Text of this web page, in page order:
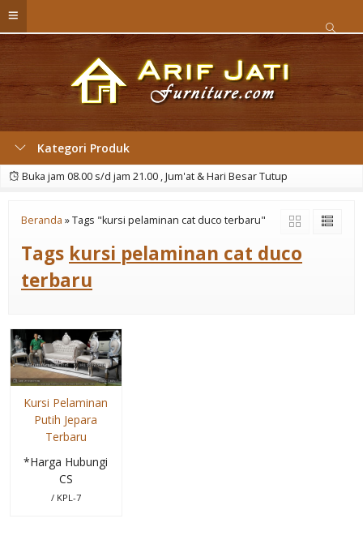
Kategori Produk
Buka jam 08.00 s/d jam 21.00 , Jum'at & Hari Besar Tutup
Beranda »Tags "kursi pelaminan cat duco terbaru"
Tags kursi pelaminan cat duco
terbaru
Kursi Pelaminan
Putih Jepara
Terbaru
*Harga Hubungi
CS
/ KPL-7